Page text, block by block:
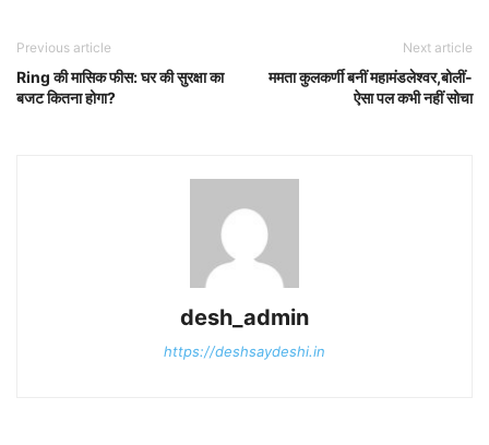
Previous article
Ring की मासिक फीस: घर की सुरक्षा का
बजट कितना होगा?
Next article
ममता कुलकर्णी बनीं महामंडलेश्वर,बोलीं-
ऐसा पल कभी नहीं सोचा
desh_admin
https://deshsaydeshi.in